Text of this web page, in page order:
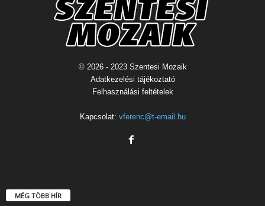
© 2026 - 2023 Szentesi Mozaik
Adatkezelési tájékoztató
Felhasználási feltételek
Kapcsolat: vferenc@t-email.hu
MÉG TÖBB HÍR